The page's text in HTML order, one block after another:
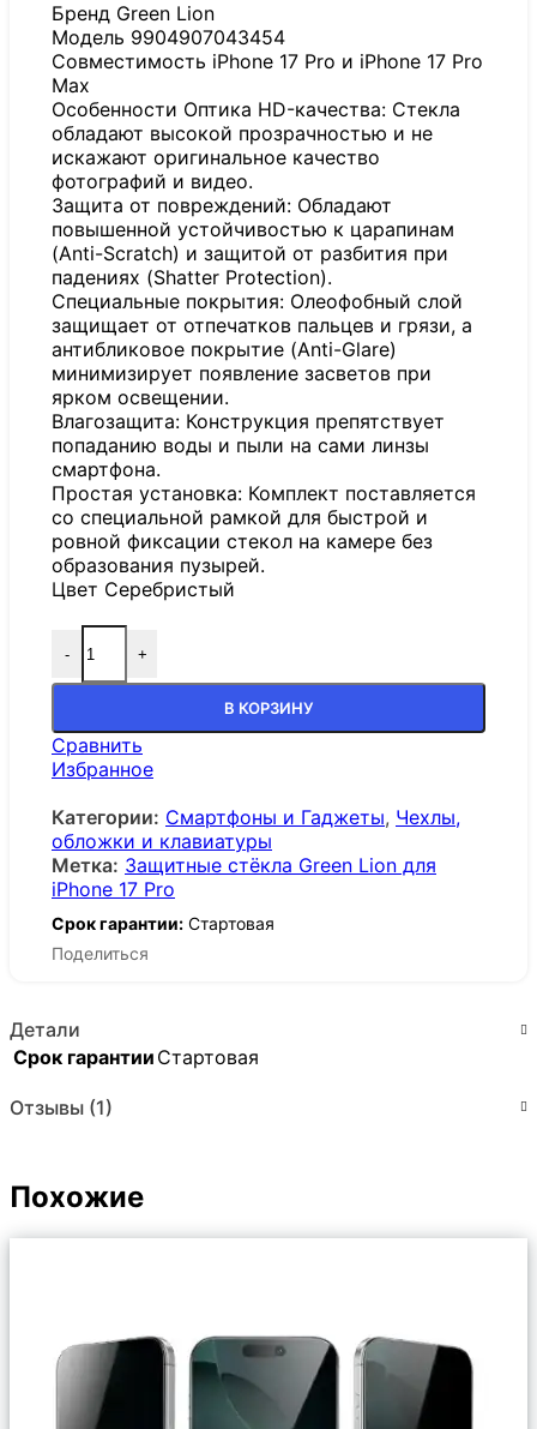
Бренд Green Lion
Модель 9904907043454
Совместимость iPhone 17 Pro и iPhone 17 Pro
Max
Особенности Оптика HD-качества: Стекла
обладают высокой прозрачностью и не
искажают оригинальное качество
фотографий и видео.
Защита от повреждений: Обладают
повышенной устойчивостью к царапинам
(Anti-Scratch) и защитой от разбития при
падениях (Shatter Protection).
Специальные покрытия: Олеофобный слой
защищает от отпечатков пальцев и грязи, а
антибликовое покрытие (Anti-Glare)
минимизирует появление засветов при
ярком освещении.
Влагозащита: Конструкция препятствует
попаданию воды и пыли на сами линзы
смартфона.
Простая установка: Комплект поставляется
со специальной рамкой для быстрой и
ровной фиксации стекол на камере без
образования пузырей.
Цвет Серебристый
- +
В КОРЗИНУ
Сравнить
Избранное
Категории: Смартфоны и Гаджеты, Чехлы,
обложки и клавиатуры
Метка: Защитные стёкла Green Lion для
iPhone 17 Pro
Срок гарантии: Стартовая
Поделиться
Детали
Срок гарантии Стартовая
Отзывы (1)
Похожие